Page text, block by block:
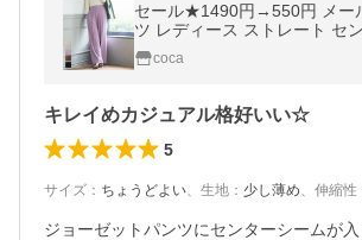
セール★1490円→550円 メー
ツ レディース ストレート セ
ョーゼット しわになりにくい
ロング 伸縮性 21ss コカ
coca
キレイめカジュアル格好いい☆
5
サイズ ： ちょうどよい、 生地 ： 少し薄め、 伸縮性
ジョーゼットパンツにセンターシームが